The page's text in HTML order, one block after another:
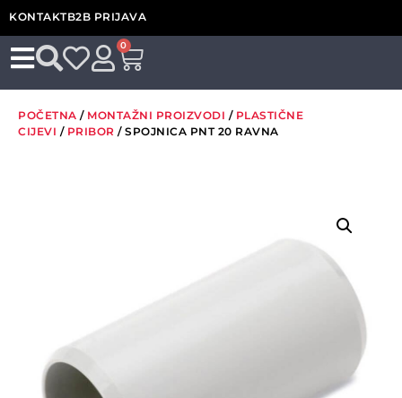
KONTAKTB2B PRIJAVA
0
POČETNA / MONTAŽNI PROIZVODI / PLASTIČNE
CIJEVI / PRIBOR / SPOJNICA PNT 20 RAVNA